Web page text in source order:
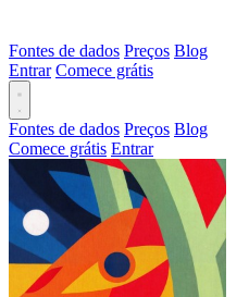
Fontes de dados Preços Blog
Entrar Comece grátis
Fontes de dados Preços Blog
Comece grátis Entrar